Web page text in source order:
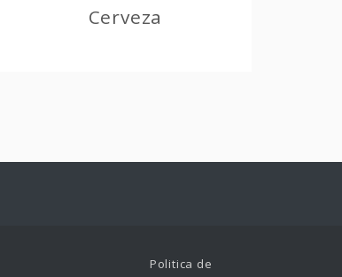
Cerveza
Politica de